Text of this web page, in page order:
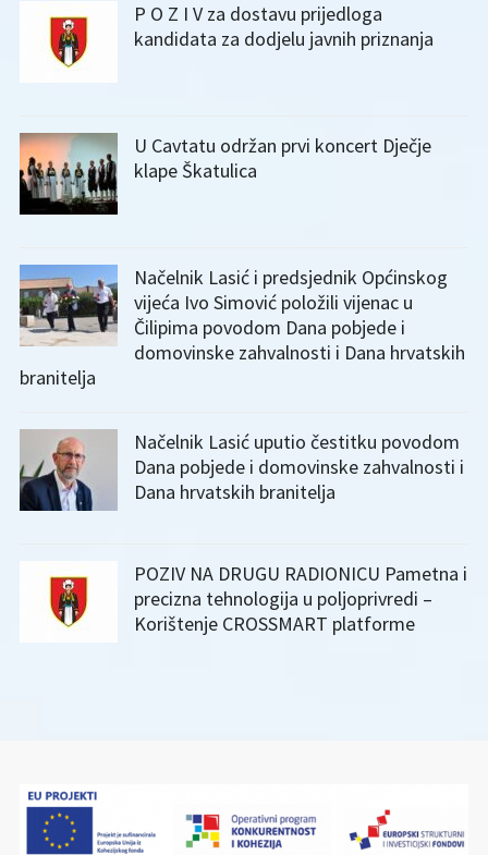
P O Z I V za dostavu prijedloga
kandidata za dodjelu javnih priznanja
U Cavtatu održan prvi koncert Dječje
klape Škatulica
Načelnik Lasić i predsjednik Općinskog
vijeća Ivo Simović položili vijenac u
Čilipima povodom Dana pobjede i
domovinske zahvalnosti i Dana hrvatskih
branitelja
Načelnik Lasić uputio čestitku povodom
Dana pobjede i domovinske zahvalnosti i
Dana hrvatskih branitelja
POZIV NA DRUGU RADIONICU Pametna i
precizna tehnologija u poljoprivredi –
Korištenje CROSSMART platforme